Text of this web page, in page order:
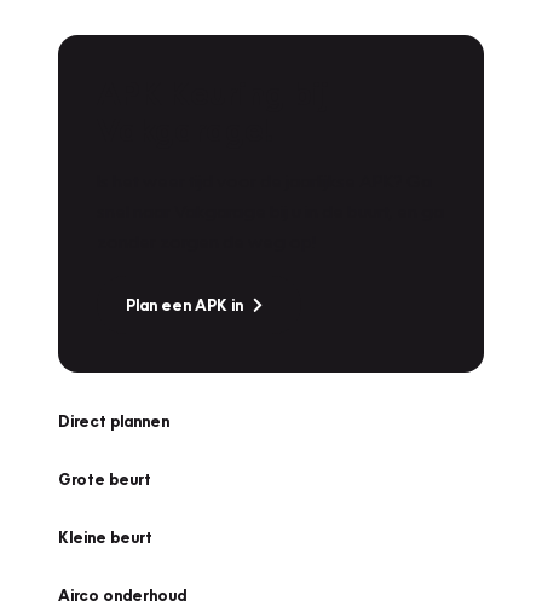
Plan een APK in
Direct plannen
Grote beurt
Kleine beurt
Airco onderhoud